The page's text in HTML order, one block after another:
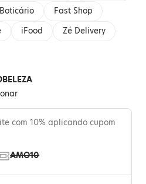
Fast Shop
iFood
Zé Delivery
com 10% aplicando cupom
AMO10